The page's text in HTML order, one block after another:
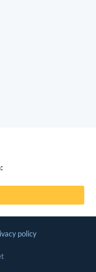
policy